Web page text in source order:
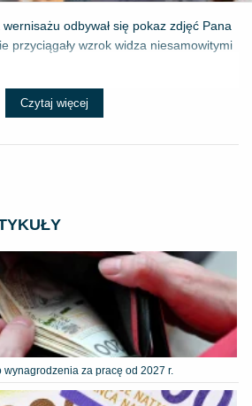
odbywał się pokaz zdjęć Pana
przyciągały wzrok widza niesamowitymi
Czytaj więcej
za pracę od 2027 r.